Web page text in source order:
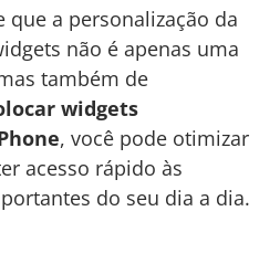
que a personalização da
não é apenas uma
também de
widgets
, você pode otimizar
acesso rápido às
do seu dia a dia.